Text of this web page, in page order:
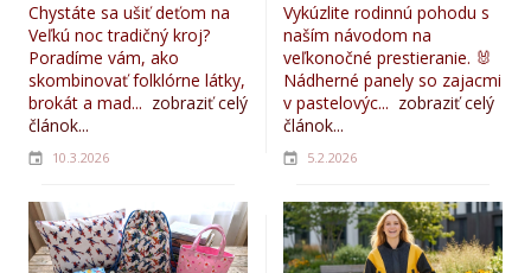
Chystáte sa ušiť deťom na
Veľkú noc tradičný kroj?
Poradíme vám, ako
skombinovať folklórne látky,
brokát a mad... zobraziť celý
článok...
10.3.2026
Vykúzlite rodinnú pohodu s
naším návodom na
veľkonočné prestieranie. 🐰
Nádherné panely so zajacmi
v pastelovýc... zobraziť celý
článok...
5.2.2026